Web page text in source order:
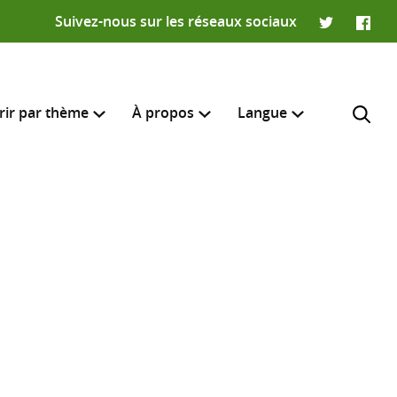
Suivez-nous sur les réseaux sociaux
Twitter
par thème À propos Langue
recherche